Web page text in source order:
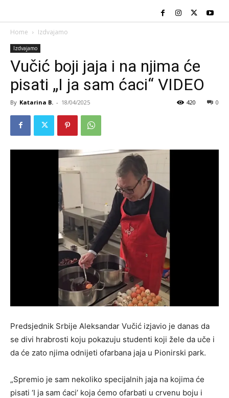
Home Izdvajamo
Izdvajamo
Vučić boji jaja i na njima će
pisati „I ja sam ćaci“ VIDEO
By Katarina B. - 18/04/2025 0
420
Predsjednik Srbije Aleksandar Vučić izjavio je danas da
se divi hrabrosti koju pokazuju studenti koji žele da uče i
da će zato njima odnijeti ofarbana jaja u Pionirski park.
„Spremio je sam nekoliko specijalnih jaja na kojima će
pisati ‘I ja sam ćaci’ koja ćemo ofarbati u crvenu boju i